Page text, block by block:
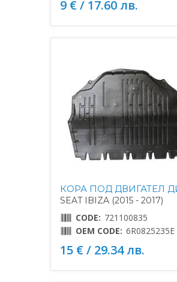
9 € / 17.60 лв.
КОРА ПОД ДВИГАТЕЛ
SEAT IBIZA (2015 - 2017)
CODE: 721100835
OEM CODE: 6R0825235E
15 € / 29.34 лв.